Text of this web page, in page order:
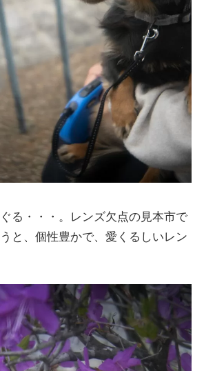
る・・・。レンズ欠点の見本市で
と、個性豊かで、愛くるしいレン